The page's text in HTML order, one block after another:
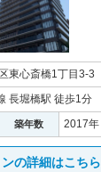
東心斎橋1丁目3-3
長堀橋駅 徒歩1分
築年数 2017年
の詳細はこちら